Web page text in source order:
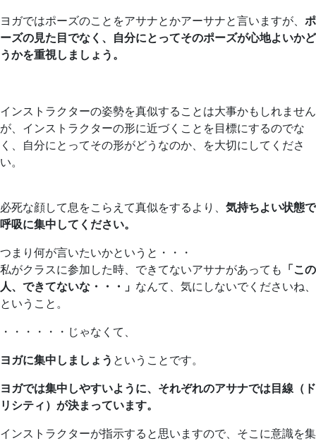
ヨガではポーズのことをアサナとかアーサナと言いますが、 ポ
ーズの見た目でなく、自分にとってそのポーズが心地よいかど
うかを重視しましょう。
インストラクターの姿勢を真似することは大事かもしれません
が、インストラクターの形に近づくことを目標にするのでな
く、自分にとってその形がどうなのか、を大切にしてくださ
い。
必死な顔して息をこらえて真似をするより、 気持ちよい状態で
呼吸に集中してください。
つまり何が言いたいかというと・・・
私がクラスに参加した時、できてないアサナがあっても 「この
人、できてないな・・・」 なんて、気にしないでくださいね、
ということ。
・・・・・・じゃなくて、
ヨガに集中しましょう ということです。
ヨガでは集中しやすいように、それぞれのアサナでは目線（ド
リシティ）が決まっています。
インストラクターが指示すると思いますので、そこに意識を集